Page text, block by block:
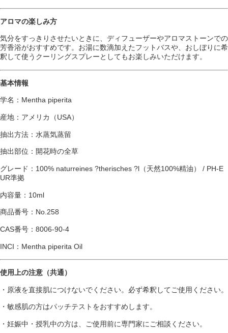
アロマの楽しみ方
気分をすっきりさせたいときに、ディフューザーやアロマストーンでの
芳香浴がおすすめです。お湯に数滴加えたフットバスや、おしぼりに希
釈して使うクーリングスプレーとしてもお楽しみいただけます。
基本情報
学名：Mentha piperita
産地：アメリカ（USA）
抽出方法：水蒸気蒸留
抽出部位：開花時の全草
グレード：100% naturreines ?therisches ?l（天然100%精油） / PH-E
UR準拠
内容量：10ml
商品番号：No.258
CAS番号：8006-90-4
INCI：Mentha piperita Oil
使用上の注意（共通）
・原液を直接肌につけないでください。必ず希釈してご使用ください。
・敏感肌の方はパッチテストをおすすめします。
・妊娠中・授乳中の方は、ご使用前に専門家にご相談ください。